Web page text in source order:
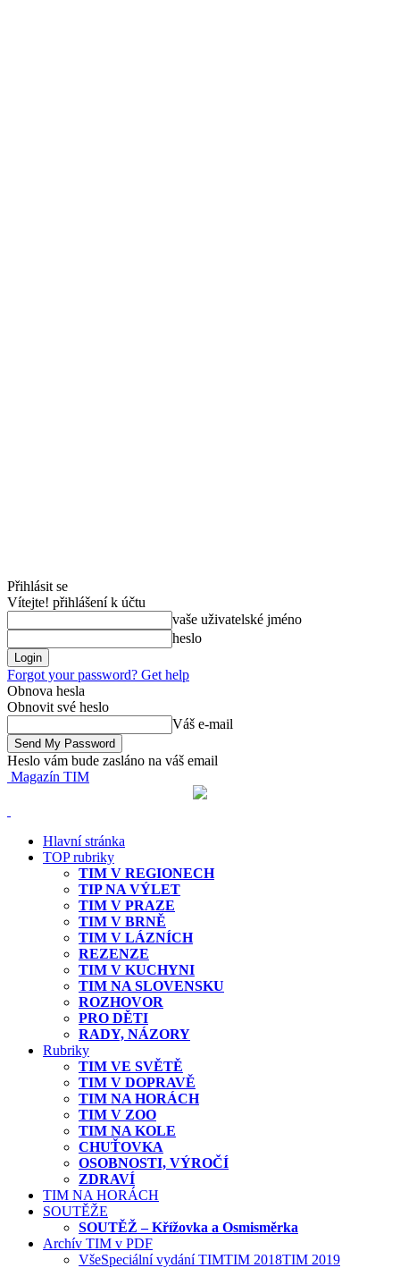
Přihlásit se
Vítejte! přihlášení k účtu
vaše uživatelské jméno
heslo
Forgot your password? Get help
Obnova hesla
Obnovit své heslo
Váš e-mail
Heslo vám bude zasláno na váš email
Magazín TIM
Hlavní stránka
TOP rubriky
TIM V REGIONECH
TIP NA VÝLET
TIM V PRAZE
TIM V BRNĚ
TIM V LÁZNÍCH
REZENZE
TIM V KUCHYNI
TIM NA SLOVENSKU
ROZHOVOR
PRO DĚTI
RADY, NÁZORY
Rubriky
TIM VE SVĚTĚ
TIM V DOPRAVĚ
TIM NA HORÁCH
TIM V ZOO
TIM NA KOLE
CHUŤOVKA
OSOBNOSTI, VÝROČÍ
ZDRAVÍ
TIM NA HORÁCH
SOUTĚŽE
SOUTĚŽ – Křížovka a Osmisměrka
Archív TIM v PDF
VšeSpeciální vydání TIMTIM 2018TIM 2019